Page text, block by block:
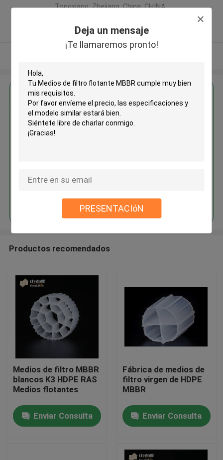
Deja un mensaje
¡Te llamaremos pronto!
PRESENTACIóN
Hogar
Productos
Tongxiang, Zhejiang, China ,CHINA
Proveedor verificado
Obtenga el mejor precio por
Medios de filtro flotante MBBR
Continuar
Productos recomendados
Medios de filtro MBBR
blancos K3 HDPE RAS
Medios flotantes
Enviar Consulta
Fábrica de medios de
filtro virgen de HDPE
MBBR
Enviar Consulta